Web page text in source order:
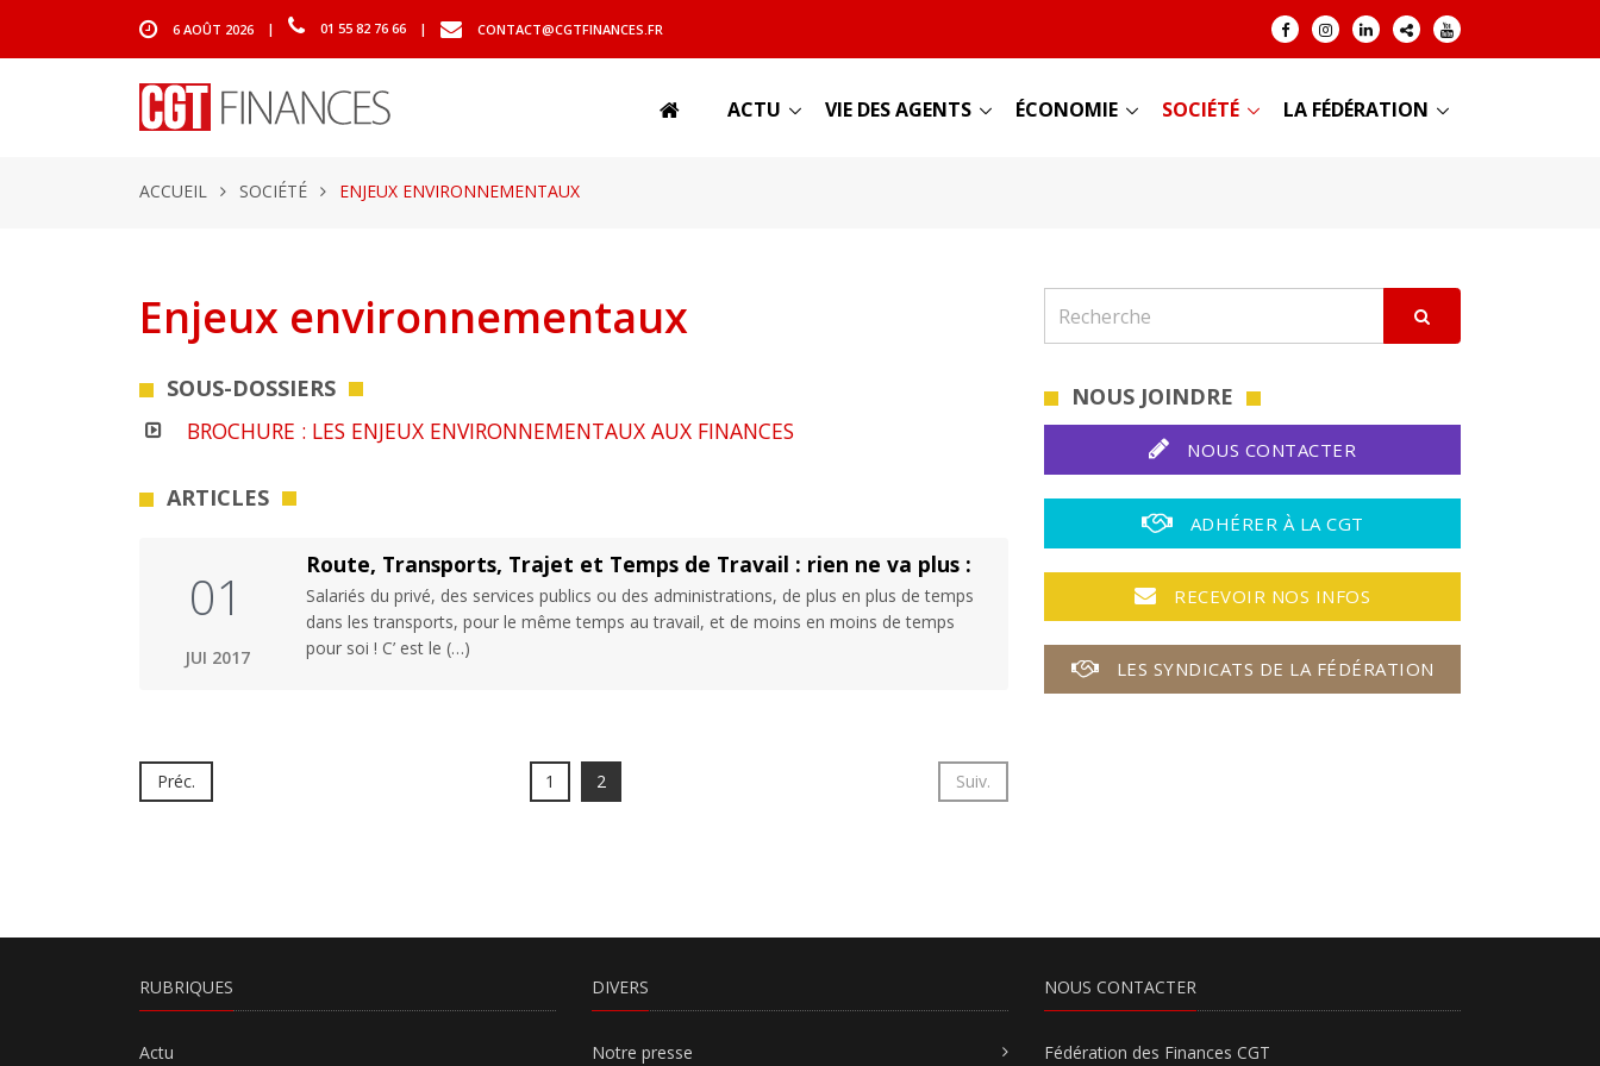
6 AOÛT 2026 | 01 55 82 76 66 | CONTACT@CGTFINANCES.FR
ACTU VIE DES AGENTS ÉCONOMIE SOCIÉTÉ LA FÉDÉRATION
ACCUEIL SOCIÉTÉ ENJEUX ENVIRONNEMENTAUX
Enjeux environnementaux
SOUS-DOSSIERS
BROCHURE : LES ENJEUX ENVIRONNEMENTAUX AUX FINANCES
ARTICLES
01
JUI 2017
Route, Transports, Trajet et Temps de Travail : rien ne va plus :
Salariés du privé, des services publics ou des administrations, de plus en plus de temps
dans les transports, pour le même temps au travail, et de moins en moins de temps
pour soi ! C’ est le (…)
Préc. 1 2 Suiv.
NOUS JOINDRE
NOUS CONTACTER
ADHÉRER À LA CGT
RECEVOIR NOS INFOS
LES SYNDICATS DE LA FÉDÉRATION
RUBRIQUES
Actu
DIVERS
Notre presse
NOUS CONTACTER
Fédération des Finances CGT